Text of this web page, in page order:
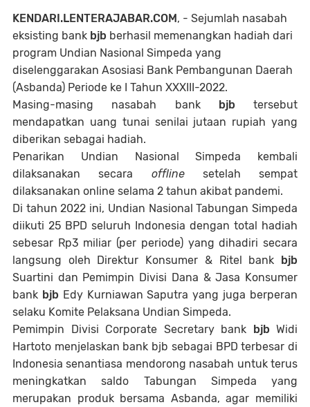
KENDARI.LENTERAJABAR.COM , - Sejumlah nasabah
eksisting bank bjb berhasil memenangkan hadiah dari
program Undian Nasional Simpeda yang
diselenggarakan Asosiasi Bank Pembangunan Daerah
(Asbanda) Periode ke I Tahun XXXIII-2022.
Masing-masing nasabah bank
bjb tersebut
mendapatkan uang tunai senilai jutaan rupiah yang
diberikan sebagai hadiah.
Penarikan Undian Nasional Simpeda kembali
dilaksanakan secara offline setelah sempat
dilaksanakan online selama 2 tahun akibat pandemi.
Di tahun 2022 ini, Undian Nasional Tabungan Simpeda
diikuti 25 BPD seluruh Indonesia dengan total hadiah
sebesar Rp3 miliar (per periode) yang dihadiri secara
langsung oleh Direktur Konsumer & Ritel bank
bjb
Suartini dan Pemimpin Divisi Dana & Jasa Konsumer
bank bjb Edy Kurniawan Saputra yang juga berperan
selaku Komite Pelaksana Undian Simpeda.
Pemimpin Divisi Corporate Secretary bank
bjb Widi
Hartoto menjelaskan bank bjb sebagai BPD terbesar di
Indonesia senantiasa mendorong nasabah untuk terus
meningkatkan saldo Tabungan Simpeda yang
merupakan produk bersama Asbanda, agar memiliki